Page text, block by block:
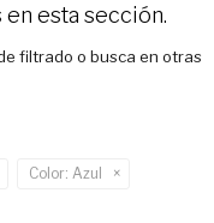
en esta sección.
filtrado o busca en otras
Color: Azul